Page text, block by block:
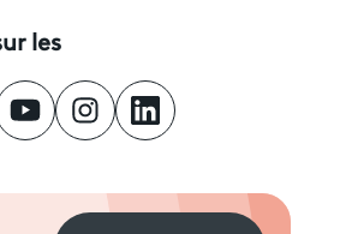
les